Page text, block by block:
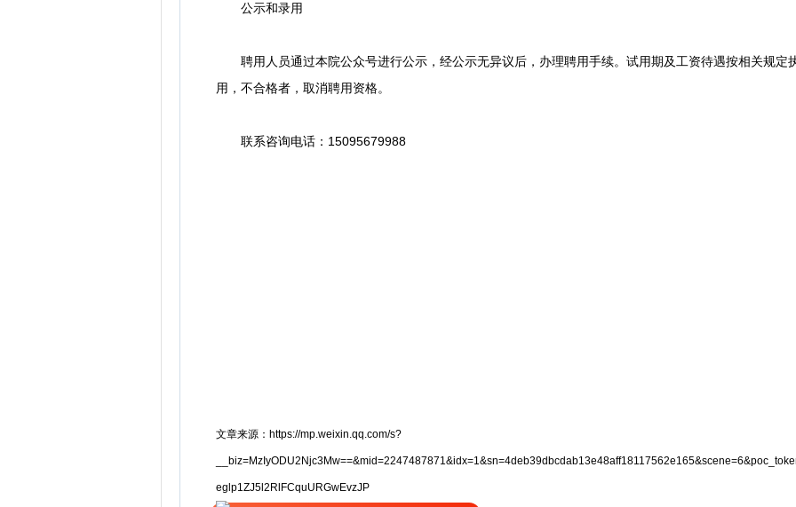
公示和录用
聘用人员通过本院公众号进行公示，经公示无异议后，办理聘用手续。试用期及工资待遇按相关规定
用，不合格者，取消聘用资格。
联系咨询电话：15095679988
文章来源：https://mp.weixin.qq.com/s?
eglp1ZJ5l2RlFCquURGwEvzJP